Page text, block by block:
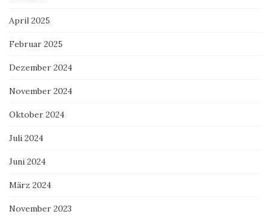
April 2025
Februar 2025
Dezember 2024
November 2024
Oktober 2024
Juli 2024
Juni 2024
März 2024
November 2023